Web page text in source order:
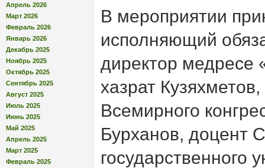
Апрель 2026
Март 2026
Февраль 2026
Январь 2026
Декабрь 2025
Ноябрь 2025
Октябрь 2025
Сентябрь 2025
Август 2025
Июль 2025
Июнь 2025
Май 2025
Апрель 2025
Март 2025
Февраль 2025
В мероприятии
исполняющий
директор
хазрат
Всемирного
Бурханов, доцент
государственного